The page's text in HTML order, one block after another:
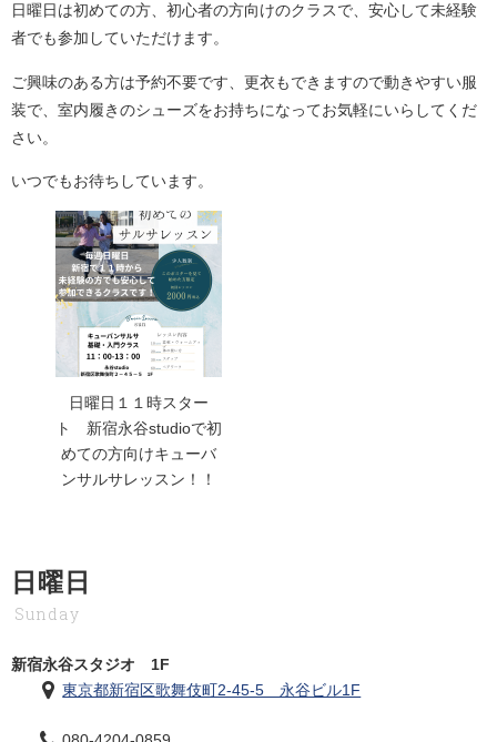
日曜日は初めての方、初心者の方向けのクラスで、安心して未経験
者でも参加していただけます。
ご興味のある方は予約不要です、更衣もできますので動きやすい服
装で、室内履きのシューズをお持ちになってお気軽にいらしてくだ
さい。
いつでもお待ちしています。
日曜日１１時スター
ト 新宿永谷studioで初
めての方向けキューバ
ンサルサレッスン！！
日曜日
Sunday
新宿永谷スタジオ 1F
東京都新宿区歌舞伎町2-45-5 永谷ビル1F